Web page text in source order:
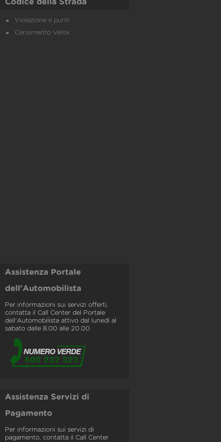
Codice della Strada
Violazione e punti
Censimento Velox
Assistenza Portale
dell'Automobilista
Per informazioni sui servizi offerti,
contatta il Call Center del Portale
dell'Automobilista attivo dal lunedì al
sabato dalle 8.00 alle 20.00
Assistenza Servizi di
Pagamento
Per informazioni sui servizi di
pagamento, contatta il Call Center